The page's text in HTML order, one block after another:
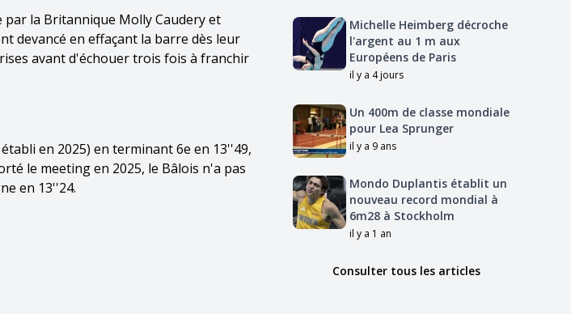
la Britannique Molly Caudery et
devancé en effaçant la barre dès leur
avant d'échouer trois fois à franchir
en 2025) en terminant 6e en 13''49,
le meeting en 2025, le Bâlois n'a pas
en 13''24.
Michelle Heimberg décroche
l'argent au 1 m aux
Européens de Paris
il y a 4 jours
Un 400m de classe mondiale
pour Lea Sprunger
il y a 9 ans
Mondo Duplantis établit un
nouveau record mondial à
6m28 à Stockholm
il y a 1 an
Consulter tous les articles